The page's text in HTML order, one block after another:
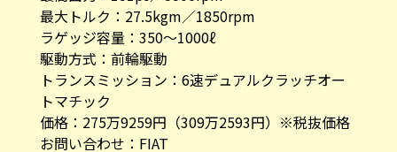
最大トルク：27.5kgm／1850rpm
ラゲッジ容量：350～1000ℓ
駆動方式：前輪駆動
トランスミッション：6速デュアルクラッチオー
トマチック
価格：275万9259円（309万2593円）※税抜価格
お問い合わせ：FIAT